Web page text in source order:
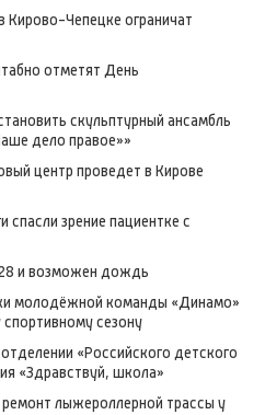
Кирово-Чепецке ограничат
отметят День
скульптурный ансамбль
дело правое»»
центр проведет в Кирове
зрение пациентке с
и возможен дождь
молодёжной команды «Динамо»
сезону
«Российского детского
«Здравствуй, школа»
лыжероллерной трассы у